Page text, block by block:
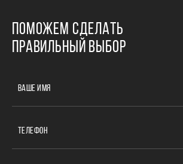
ПОМОЖЕМ СДЕЛАТЬ
ПРАВИЛЬНЫЙ ВЫБОР
ВАШЕ ИМЯ
ТЕЛЕФОН